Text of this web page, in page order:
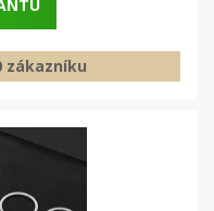
zákazníku